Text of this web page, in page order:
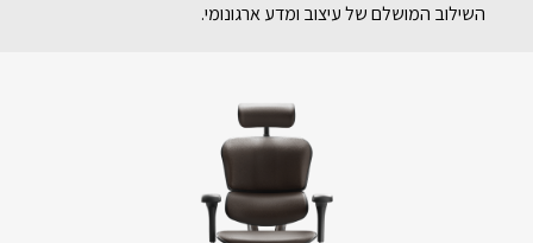
השילוב המושלם של עיצוב ומדע ארגונומי.